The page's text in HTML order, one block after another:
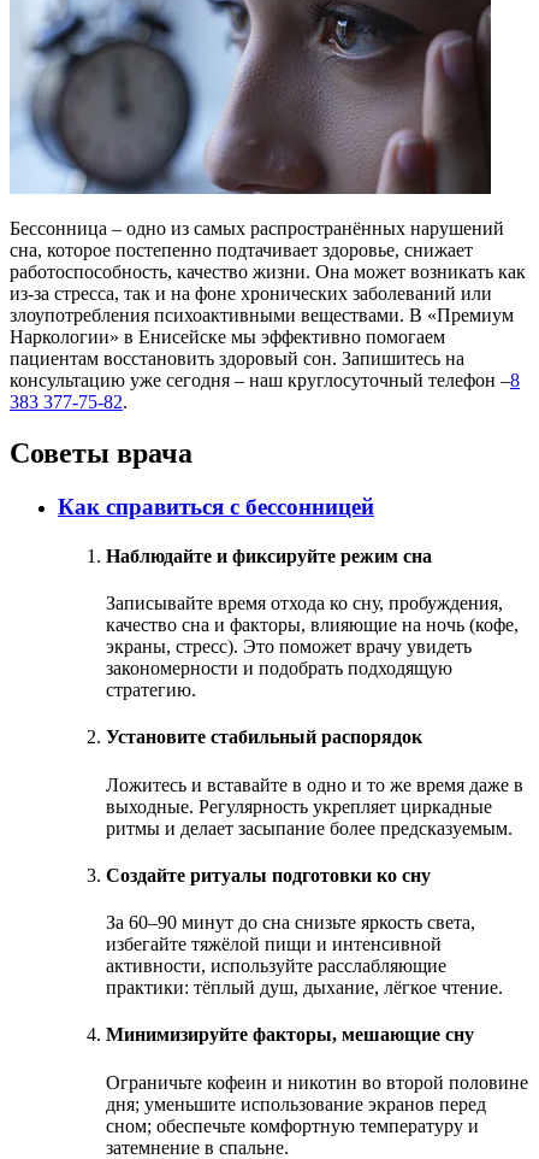
Бессонница – одно из самых распространённых нарушений
сна, которое постепенно подтачивает здоровье, снижает
работоспособность, качество жизни. Она может возникать как
из-за стресса, так и на фоне хронических заболеваний или
злоупотребления психоактивными веществами. В «Премиум
Наркологии» в Енисейске мы эффективно помогаем
пациентам восстановить здоровый сон. Запишитесь на
консультацию уже сегодня – наш круглосуточный телефон –8
383 377-75-82.
Советы врача
Как справиться с бессонницей
Наблюдайте и фиксируйте режим сна
Записывайте время отхода ко сну, пробуждения,
качество сна и факторы, влияющие на ночь (кофе,
экраны, стресс). Это поможет врачу увидеть
закономерности и подобрать подходящую
стратегию.
Установите стабильный распорядок
Ложитесь и вставайте в одно и то же время даже в
выходные. Регулярность укрепляет циркадные
ритмы и делает засыпание более предсказуемым.
Создайте ритуалы подготовки ко сну
За 60–90 минут до сна снизьте яркость света,
избегайте тяжёлой пищи и интенсивной
активности, используйте расслабляющие
практики: тёплый душ, дыхание, лёгкое чтение.
Минимизируйте факторы, мешающие сну
Ограничьте кофеин и никотин во второй половине
дня; уменьшите использование экранов перед
сном; обеспечьте комфортную температуру и
затемнение в спальне.